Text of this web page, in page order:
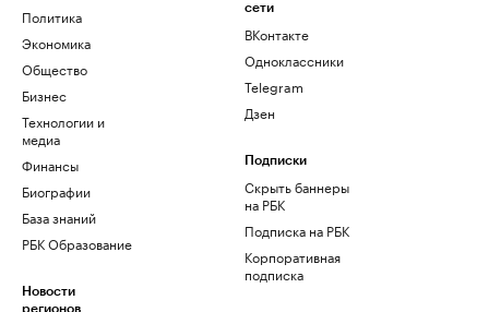
Политика
Экономика
Общество
Бизнес
Технологии и
медиа
Финансы
Биографии
База знаний
РБК Образование
Новости
регионов
сети
ВКонтакте
Одноклассники
Telegram
Дзен
Подписки
Скрыть баннеры
на РБК
Подписка на РБК
Корпоративная
подписка